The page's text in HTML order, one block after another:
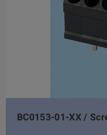
BC0153-01-XX /